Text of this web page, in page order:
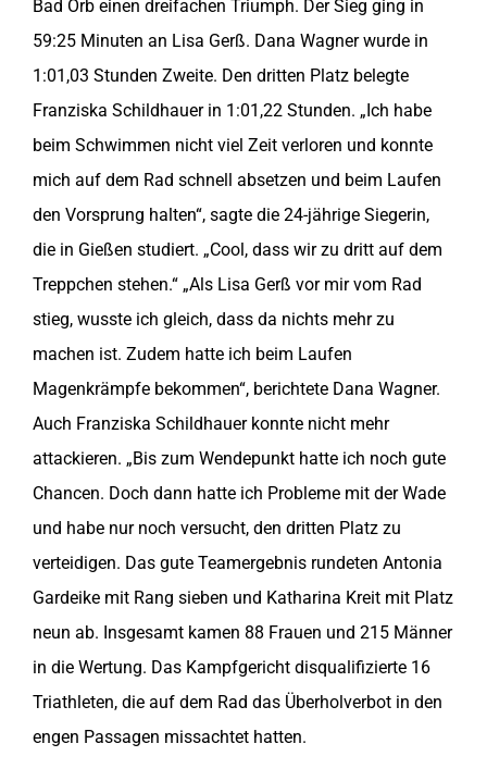
Bad Orb einen dreifachen Triumph. Der Sieg ging in
59:25 Minuten an Lisa Gerß. Dana Wagner wurde in
1:01,03 Stunden Zweite. Den dritten Platz belegte
Franziska Schildhauer in 1:01,22 Stunden. „Ich habe
beim Schwimmen nicht viel Zeit verloren und konnte
mich auf dem Rad schnell absetzen und beim Laufen
den Vorsprung halten“, sagte die 24-jährige Siegerin,
die in Gießen studiert. „Cool, dass wir zu dritt auf dem
Treppchen stehen.“ „Als Lisa Gerß vor mir vom Rad
stieg, wusste ich gleich, dass da nichts mehr zu
machen ist. Zudem hatte ich beim Laufen
Magenkrämpfe bekommen“, berichtete Dana Wagner.
Auch Franziska Schildhauer konnte nicht mehr
attackieren. „Bis zum Wendepunkt hatte ich noch gute
Chancen. Doch dann hatte ich Probleme mit der Wade
und habe nur noch versucht, den dritten Platz zu
verteidigen. Das gute Teamergebnis rundeten Antonia
Gardeike mit Rang sieben und Katharina Kreit mit Platz
neun ab. Insgesamt kamen 88 Frauen und 215 Männer
in die Wertung. Das Kampfgericht disqualifizierte 16
Triathleten, die auf dem Rad das Überholverbot in den
engen Passagen missachtet hatten.